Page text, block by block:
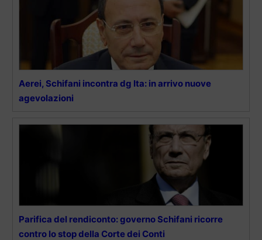
Aerei, Schifani incontra dg Ita: in arrivo nuove
agevolazioni
Parifica del rendiconto: governo Schifani ricorre
contro lo stop della Corte dei Conti